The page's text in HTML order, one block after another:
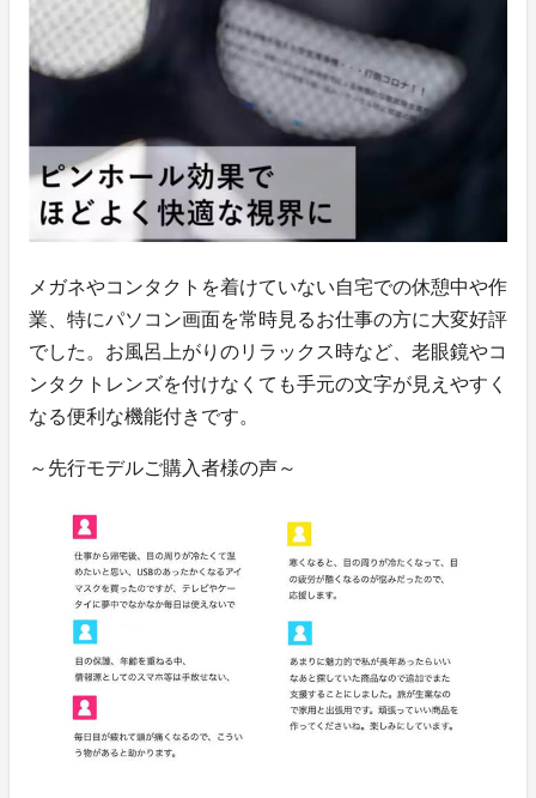
メガネやコンタクトを着けていない自宅での休憩中や作
業、特にパソコン画面を常時見るお仕事の方に大変好評
でした。お風呂上がりのリラックス時など、老眼鏡やコ
ンタクトレンズを付けなくても手元の文字が見えやすく
なる便利な機能付きです。
～先行モデルご購入者様の声～